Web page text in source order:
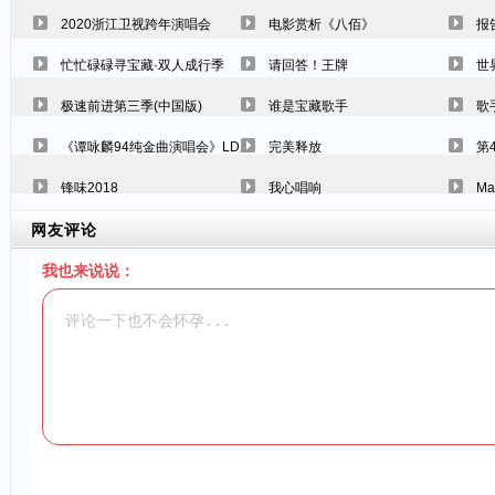
2020浙江卫视跨年演唱会 电影赏析《八佰》 报
忙忙碌碌寻宝藏·双人成行季 请回答！王牌 世
极速前进第三季(中国版) 谁是宝藏歌手 歌
《谭咏麟94纯金曲演唱会》LD欣赏版完美释放 第
锋味2018 我心唱响
网友评论
我也来说说：